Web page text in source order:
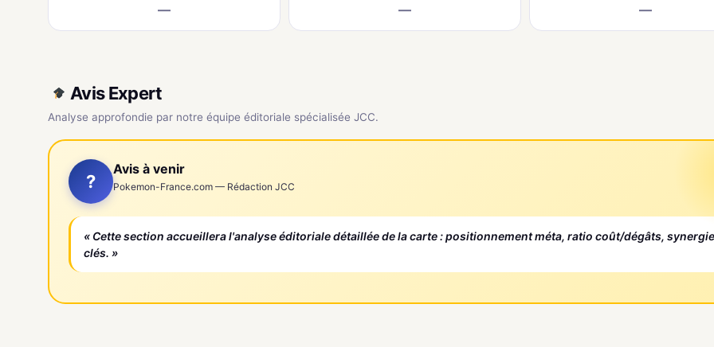
— — —
Avis Expert
Analyse approfondie par notre équipe éditoriale spécialisée JCC.
?
Avis à venir
Pokemon-France.com — Rédaction JCC
« Cette section accueillera l'analyse éditoriale détaillée de la carte : positionnement méta, ratio coût/dégâts,
clés. »